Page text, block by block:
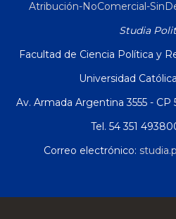
Atribución-NoComercial-
Studia
Facultad de Ciencia Política y
Universidad
Av. Armada Argentina 3555 -
Tel. 54 351
Correo electrónico: